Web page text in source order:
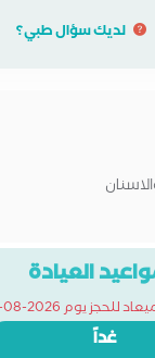
لديك سؤال طبي؟
العيادة
للحجز يوم 2026-08-11
غداً